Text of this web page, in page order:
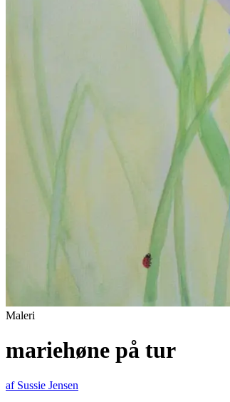
Maleri
mariehøne på tur
af Sussie Jensen